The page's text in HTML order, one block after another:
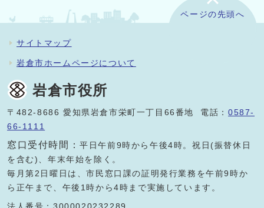
ページの先頭へ
サイトマップ
岩倉市ホームページについて
岩倉市役所
〒482-8686 愛知県岩倉市栄町一丁目66番地 電話：0587-
66-1111
窓口受付時間：平日午前9時から午後4時。祝日(振替休日
を含む)、年末年始を除く。
毎月第2日曜日は、市民窓口課の証明発行業務を午前9時か
ら正午まで、午後1時から4時まで実施しています。